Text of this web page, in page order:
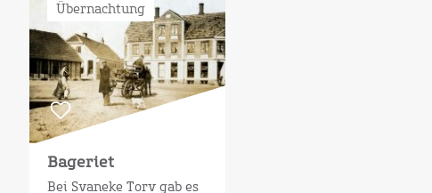
Übernachtung
Bageriet
Bei Svaneke Torv gab es